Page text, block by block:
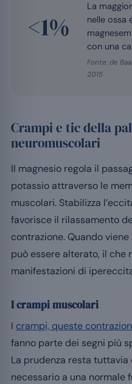
<1%
La
nelle ossa
con una
Fonte: de
2015
Crampi e tic della
neuromuscolari
Il magnesio regola il
potassio attraverso le
muscolari. Stabilizza
favorisce il rilassamento
contrazione. Quando
può essere alterato, il che
manifestazioni di
I crampi muscolari
I crampi, queste
fanno parte dei segni più
La prudenza resta tuttavia
necessario a una normale